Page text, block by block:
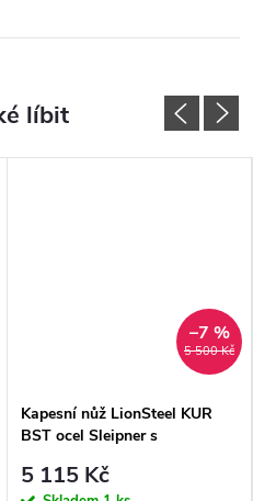
5 500 Kč
–7 %
Kapesní nůž LionSteel KUR
BST ocel Sleipner s
dřevo santos
5 115 Kč